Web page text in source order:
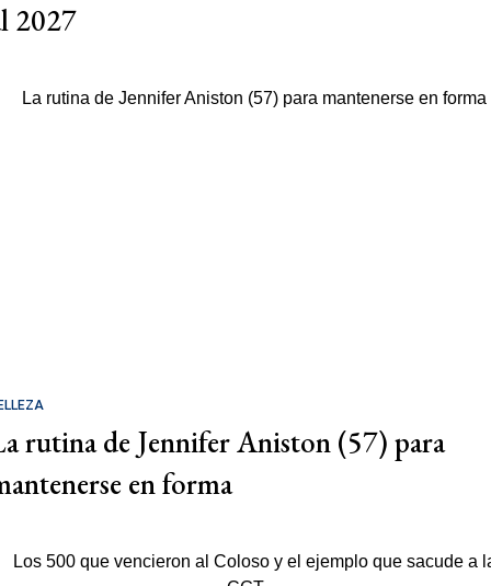
2027
rutina de Jennifer Aniston (57) para
en forma